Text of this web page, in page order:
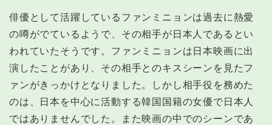
俳優として活躍しているファンミニョンは過去に熱愛
の噂がでているようで、その相手が日本人であるとい
われていたそうです。ファンミニョンは日本映画に出
演したことがあり、その相手とのキスシーンを見たフ
ァンがきっかけとなりました。しかし相手役を務めた
のは、日本を中心に活動する韓国国籍の女優で日本人
ではありませんでした。また映画の中でのシーンであ